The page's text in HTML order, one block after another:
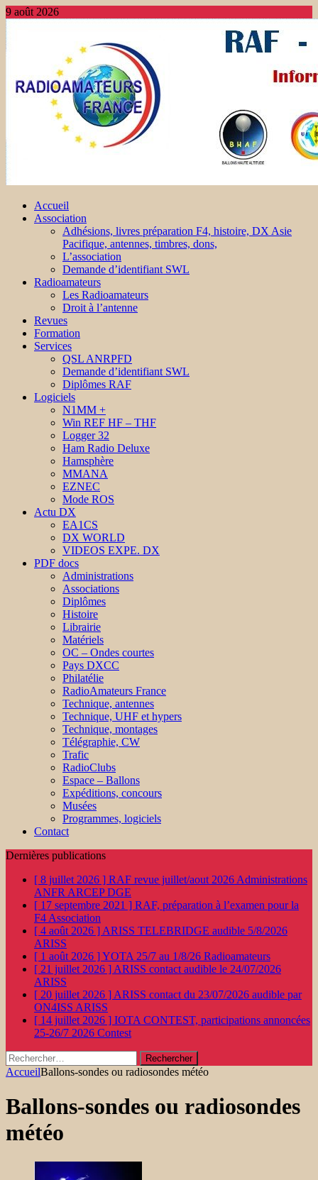
9 août 2026
Accueil
Association
Adhésions, livres préparation F4, histoire, DX Asie
Pacifique, antennes, timbres, dons,
L’association
Demande d’identifiant SWL
Radioamateurs
Les Radioamateurs
Droit à l’antenne
Revues
Formation
Services
QSL ANRPFD
Demande d’identifiant SWL
Diplômes RAF
Logiciels
N1MM +
Win REF HF – THF
Logger 32
Ham Radio Deluxe
Hamsphère
MMANA
EZNEC
Mode ROS
Actu DX
EA1CS
DX WORLD
VIDEOS EXPE. DX
PDF docs
Administrations
Associations
Diplômes
Histoire
Librairie
Matériels
OC – Ondes courtes
Pays DXCC
Philatélie
RadioAmateurs France
Technique, antennes
Technique, UHF et hypers
Technique, montages
Télégraphie, CW
Trafic
RadioClubs
Espace – Ballons
Expéditions, concours
Musées
Programmes, logiciels
Contact
Dernières publications
[ 8 juillet 2026 ] RAF revue juillet/aout 2026 Administrations
ANFR ARCEP DGE
[ 17 septembre 2021 ] RAF, préparation à l’examen pour la
F4 Association
[ 4 août 2026 ] ARISS TELEBRIDGE audible 5/8/2026
ARISS
[ 1 août 2026 ]YOTA 25/7 au 1/8/26 Radioamateurs
[ 21 juillet 2026 ] ARISS contact audible le 24/07/2026
ARISS
[ 20 juillet 2026 ] ARISS contact du 23/07/2026 audible par
ON4ISS ARISS
[ 14 juillet 2026 ] IOTA CONTEST, participations annoncées
25-26/7 2026 Contest
Rechercher :
AccueilBallons-sondes ou radiosondes météo
Ballons-sondes ou radiosondes
météo